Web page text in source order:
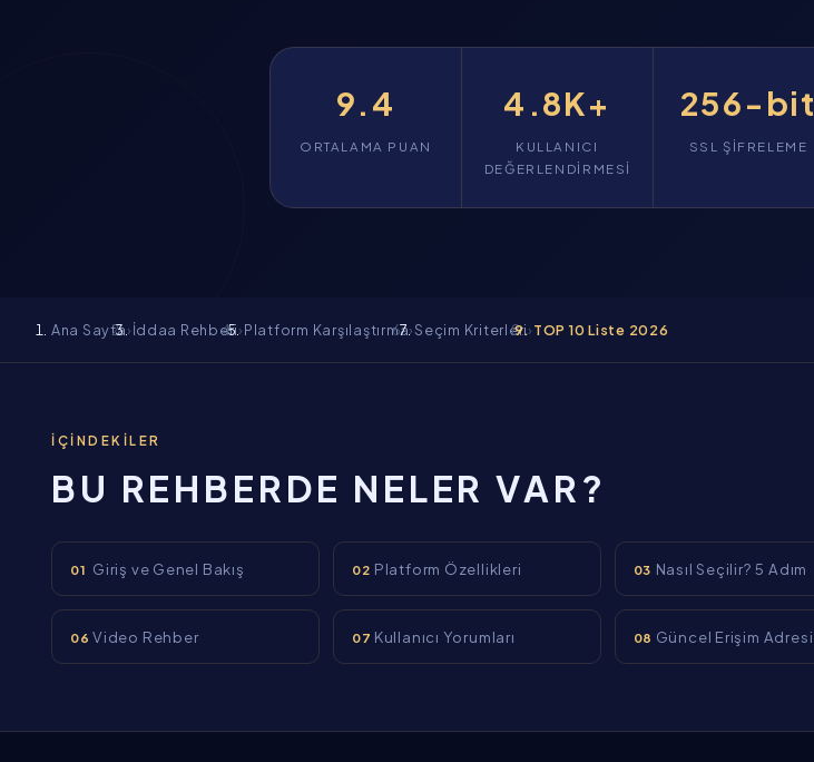
9.4
ORTALAMA PUAN
4.8K+
KULLANICI
DEĞERLENDIRMESI
256-bit
SSL ŞIFRELEME
Ana Sayfa›İddaa Rehberi›Platform Karşılaştırma›Seçim Kriterleri›TOP 10 Liste 2026
İÇINDEKILER
BU REHBERDE NELER VAR?
01 Giriş ve Genel Bakış 02 Platform Özellikleri 03 Nasıl Seçilir? 5 Adım
06 Video Rehber 07 Kullanıcı Yorumları 08 Güncel Erişim Adresi